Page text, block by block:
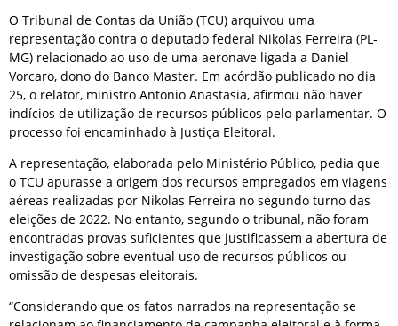
O Tribunal de Contas da União (TCU) arquivou uma
representação contra o deputado federal Nikolas Ferreira (PL-
MG) relacionado ao uso de uma aeronave ligada a Daniel
Vorcaro, dono do Banco Master. Em acórdão publicado no dia
25, o relator, ministro Antonio Anastasia, afirmou não haver
indícios de utilização de recursos públicos pelo parlamentar. O
processo foi encaminhado à Justiça Eleitoral.
A representação, elaborada pelo Ministério Público, pedia que
o TCU apurasse a origem dos recursos empregados em viagens
aéreas realizadas por Nikolas Ferreira no segundo turno das
eleições de 2022. No entanto, segundo o tribunal, não foram
encontradas provas suficientes que justificassem a abertura de
investigação sobre eventual uso de recursos públicos ou
omissão de despesas eleitorais.
“Considerando que os fatos narrados na representação se